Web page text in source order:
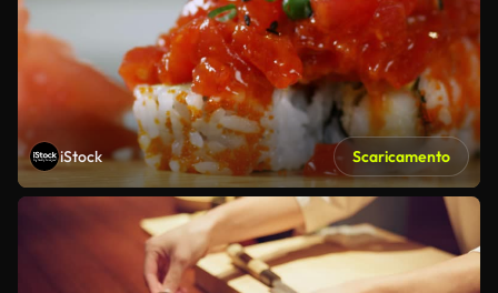
iStock Scaricamento